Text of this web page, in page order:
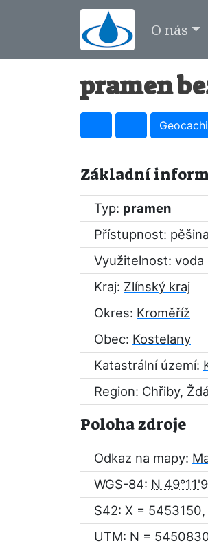
O nás
pramen
Základní
Typ: pramen
Přístupnost:
Využitelnost: voda
Kraj: Zlínský kraj
Okres: Kroměříž
Obec: Kostelany
Katastrální území:
Region: Chřiby,
Poloha zdroje
Odkaz na mapy:
WGS-84: N
S42: X =
UTM: N =